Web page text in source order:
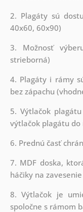
2. Plagáty sú
40x60, 60x90)
3. Možnosť
strieborná)
4. Plagáty i rámy
bez zápachu
5. Výtlačok
výtlačok plagátu
6. Prednú časť
7. MDF doska,
háčiky na zavesenie
8. Výtlačok je
spoločne s rámom